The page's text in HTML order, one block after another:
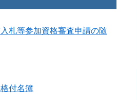
札等参加資格審査申請の随
付名簿